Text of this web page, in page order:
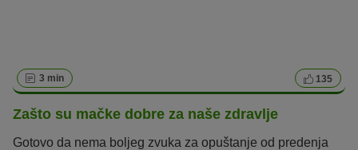
3 min 135
Zašto su mačke dobre za naše zdravlje
Gotovo da nema boljeg zvuka za opuštanje od predenja